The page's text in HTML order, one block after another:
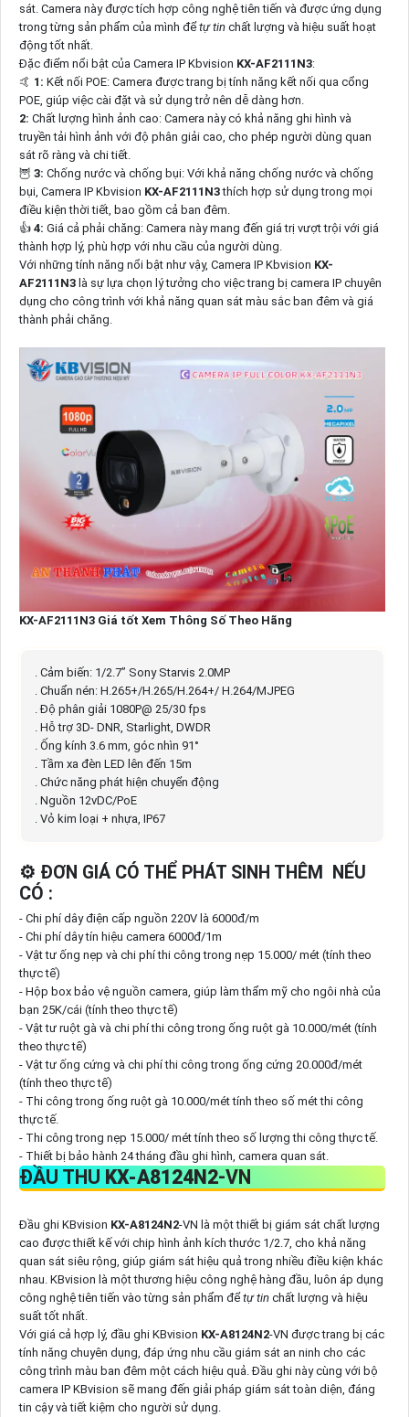
sát. Camera này được tích hợp công nghệ tiên tiến và được ứng dụng
trong từng sản phẩm của mình để tự tinchất lượng và hiệu suất hoạt
động tốt nhất.
Đặc điểm nổi bật của Camera IP Kbvision KX-AF2111N3:
🤙 1: Kết nối POE: Camera được trang bị tính năng kết nối qua cổng
POE, giúp việc cài đặt và sử dụng trở nên dễ dàng hơn.
2: Chất lượng hình ảnh cao: Camera này có khả năng ghi hình và
truyền tải hình ảnh với độ phân giải cao, cho phép người dùng quan
sát rõ ràng và chi tiết.
🦉 3: Chống nước và chống bụi: Với khả năng chống nước và chống
bụi, Camera IP Kbvision KX-AF2111N3thích hợp sử dụng trong mọi
điều kiện thời tiết, bao gồm cả ban đêm.
👍 4: Giá cả phải chăng: Camera này mang đến giá trị vượt trội với giá
thành hợp lý, phù hợp với nhu cầu của người dùng.
Với những tính năng nổi bật như vậy, Camera IP Kbvision KX-
AF2111N3là sự lựa chọn lý tưởng cho việc trang bị camera IP chuyên
dụng cho công trình với khả năng quan sát màu sắc ban đêm và giá
thành phải chăng.
KX-AF2111N3 Giá tốt Xem Thông Số Theo Hãng
. Cảm biến: 1/2.7” Sony Starvis 2.0MP
. Chuẩn nén: H.265+/H.265/H.264+/ H.264/MJPEG
. Độ phân giải 1080P@ 25/30 fps
. Hỗ trợ 3D- DNR, Starlight, DWDR
. Ống kính 3.6 mm, góc nhìn 91°
. Tầm xa đèn LED lên đến 15m
. Chức năng phát hiện chuyển động
. Nguồn 12vDC/PoE
. Vỏ kim loại + nhựa, IP67
⚙ ĐƠN GIÁ CÓ THỂ PHÁT SINH THÊM NẾU
CÓ :
- Chi phí dây điện cấp nguồn 220V là 6000đ/m
- Chi phí dây tín hiệu camera 6000đ/1m
- Vật tư ống nẹp và chi phí thi công trong nẹp 15.000/ mét (tính theo
thực tế)
- Hộp box bảo vệ nguồn camera, giúp làm thẩm mỹ cho ngôi nhà của
bạn 25K/cái (tính theo thực tế)
- Vật tư ruột gà và chi phí thi công trong ống ruột gà 10.000/mét (tính
theo thực tế)
- Vật tư ống cứng và chi phí thi công trong ống cứng 20.000đ/mét
(tính theo thực tế)
- Thi công trong ống ruột gà 10.000/mét tính theo số mét thi công
thực tế.
- Thi công trong nẹp 15.000/ mét tính theo số lượng thi công thực tế.
- Thiết bị bảo hành 24 tháng đầu ghi hình, camera quan sát.
ĐẦU THU KX-A8124N2-VN
Đầu ghi KBvision KX-A8124N2-VN là một thiết bị giám sát chất lượng
cao được thiết kế với chip hình ảnh kích thước 1/2.7, cho khả năng
quan sát siêu rộng, giúp giám sát hiệu quả trong nhiều điều kiện khác
nhau. KBvision là một thương hiệu công nghệ hàng đầu, luôn áp dụng
công nghệ tiên tiến vào từng sản phẩm đểtự tinchất lượng và hiệu
suất tốt nhất.
Với giá cả hợp lý, đầu ghi KBvision KX-A8124N2-VN được trang bị các
tính năng chuyên dụng, đáp ứng nhu cầu giám sát an ninh cho các
công trình màu ban đêm một cách hiệu quả. Đầu ghi này cùng với bộ
camera IP KBvision sẽ mang đến giải pháp giám sát toàn diện, đáng
tin cậy và tiết kiệm cho người sử dụng.